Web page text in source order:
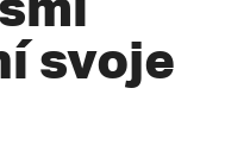
svoje